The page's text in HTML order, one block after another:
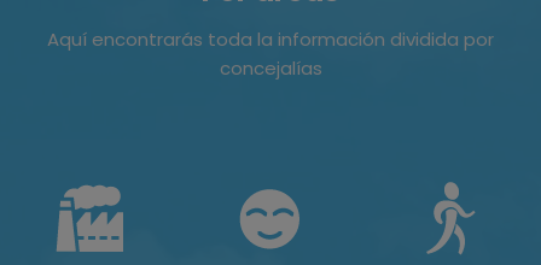
Aquí encontrarás toda la información dividida por
concejalías